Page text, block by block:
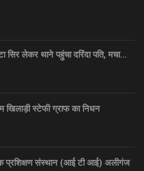
सिर लेकर थाने पहुंचा दरिंदा पति, मचा…
खिलाड़ी स्टेफी ग्राफ का निधन
प्रशिक्षण संस्थान (आई टी आई) अलीगंज